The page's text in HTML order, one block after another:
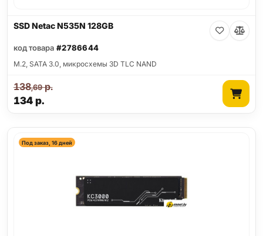
SSD Netac N535N 128GB
код товара #2786644
M.2, SATA 3.0, микросхемы 3D TLC NAND
134р.
138,69р.
Под заказ, 16 дней